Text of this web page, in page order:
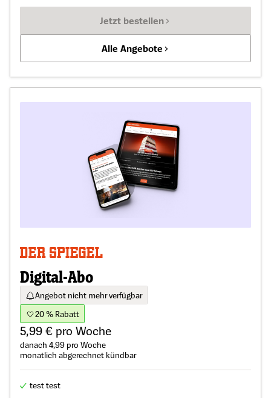
Jetzt bestellen
Alle Angebote
Digital-Abo
Angebot nicht mehr verfügbar
20 % Rabatt
5,99 € pro Woche
danach 4,99 pro Woche
monatlich abgerechnet kündbar
test test